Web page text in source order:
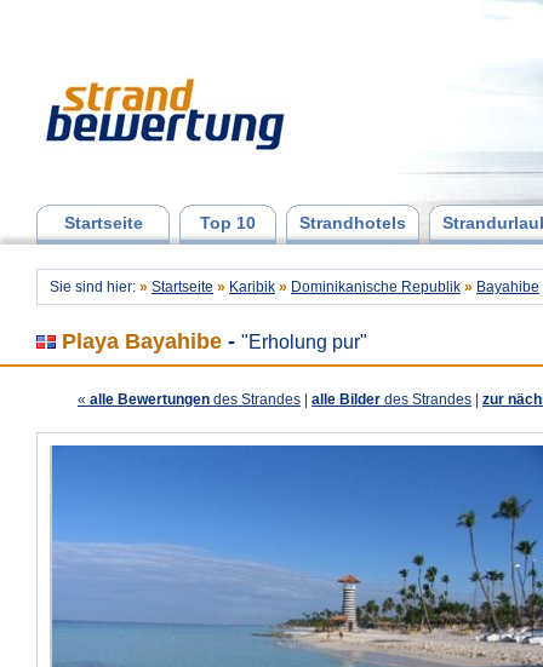
Startseite Top 10 Strandhotels
Sie sind hier: » Startseite » Karibik » Dominikanische Republik » Bayahibe
Playa Bayahibe - "Erholung pur"
« alle Bewertungen des Strandes alle Bilder des Strandes zur